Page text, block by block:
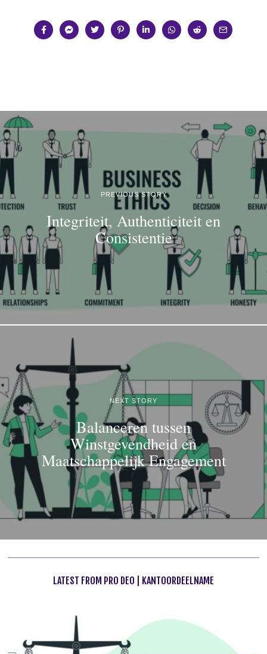
PREVIOUS STORY
Integriteit, Authenticiteit en
Consistentie
NEXT STORY
Balanceren tussen
Winstgevendheid en
Maatschappelijk Engagement
LATEST FROM PRO DEO | KANTOORDEELNAME